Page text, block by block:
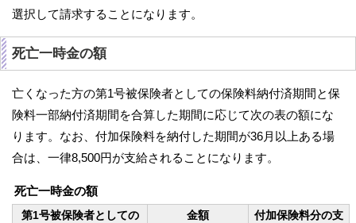
選択して請求することになります。
死亡一時金の額
亡くなった方の第1号被保険者としての保険料納付済期間と保
険料一部納付済期間を合算した期間に応じて次の表の額にな
ります。なお、付加保険料を納付した期間が36月以上ある場
合は、一律8,500円が支給されることになります。
死亡一時金の額
第1号被保険者としての
金額
付加保険料分の支